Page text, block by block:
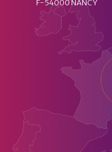
F-54000 NANCY